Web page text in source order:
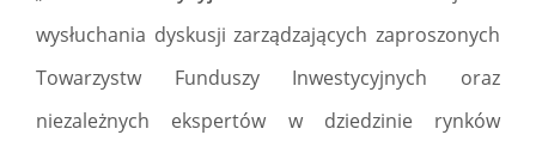
wysłuchania dyskusji zarządzających zaproszonych
Towarzystw Funduszy Inwestycyjnych oraz
niezależnych ekspertów w dziedzinie rynków